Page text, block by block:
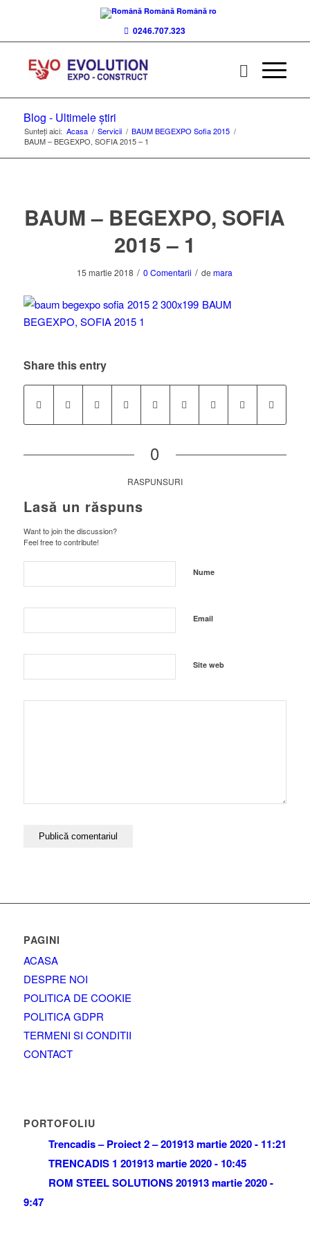
Română Română ro
0246.707.323
Blog - Ultimele știri
Sunteți aici: Acasa / Servicii / BAUM BEGEXPO Sofia 2015 /
BAUM – BEGEXPO, SOFIA 2015 – 1
BAUM – BEGEXPO, SOFIA
2015 – 1
15 martie 2018 / 0 Comentarii / demara
Share this entry
0
RASPUNSURI
Lasă un răspuns
Want to join the discussion?
Feel free to contribute!
Nume
Email
Site web
PAGINI
ACASA
DESPRE NOI
POLITICA DE COOKIE
POLITICA GDPR
TERMENI SI CONDITII
CONTACT
PORTOFOLIU
Trencadis – Proiect 2 – 201913 martie 2020 - 11:21
TRENCADIS 1 201913 martie 2020 - 10:45
ROM STEEL SOLUTIONS 201913 martie 2020 -
9:47